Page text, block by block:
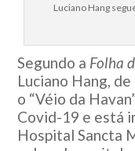
Luciano Hang
Segundo a Folha
Luciano Hang,
o “Véio da
Covid-19 e está
Hospital Sancta